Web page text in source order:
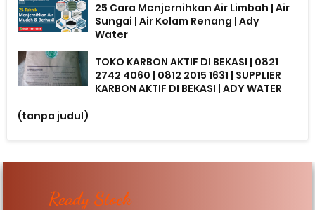
25 Cara Menjernihkan Air Limbah | Air
Sungai | Air Kolam Renang | Ady
Water
TOKO KARBON AKTIF DI BEKASI | 0821
2742 4060 | 0812 2015 1631 | SUPPLIER
KARBON AKTIF DI BEKASI | ADY WATER
(tanpa judul)
Ready Stock